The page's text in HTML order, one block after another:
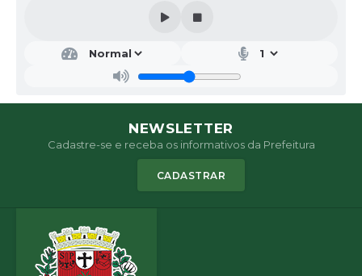
NEWSLETTER
Cadastre-se e receba os informativos da Prefeitura
CADASTRAR